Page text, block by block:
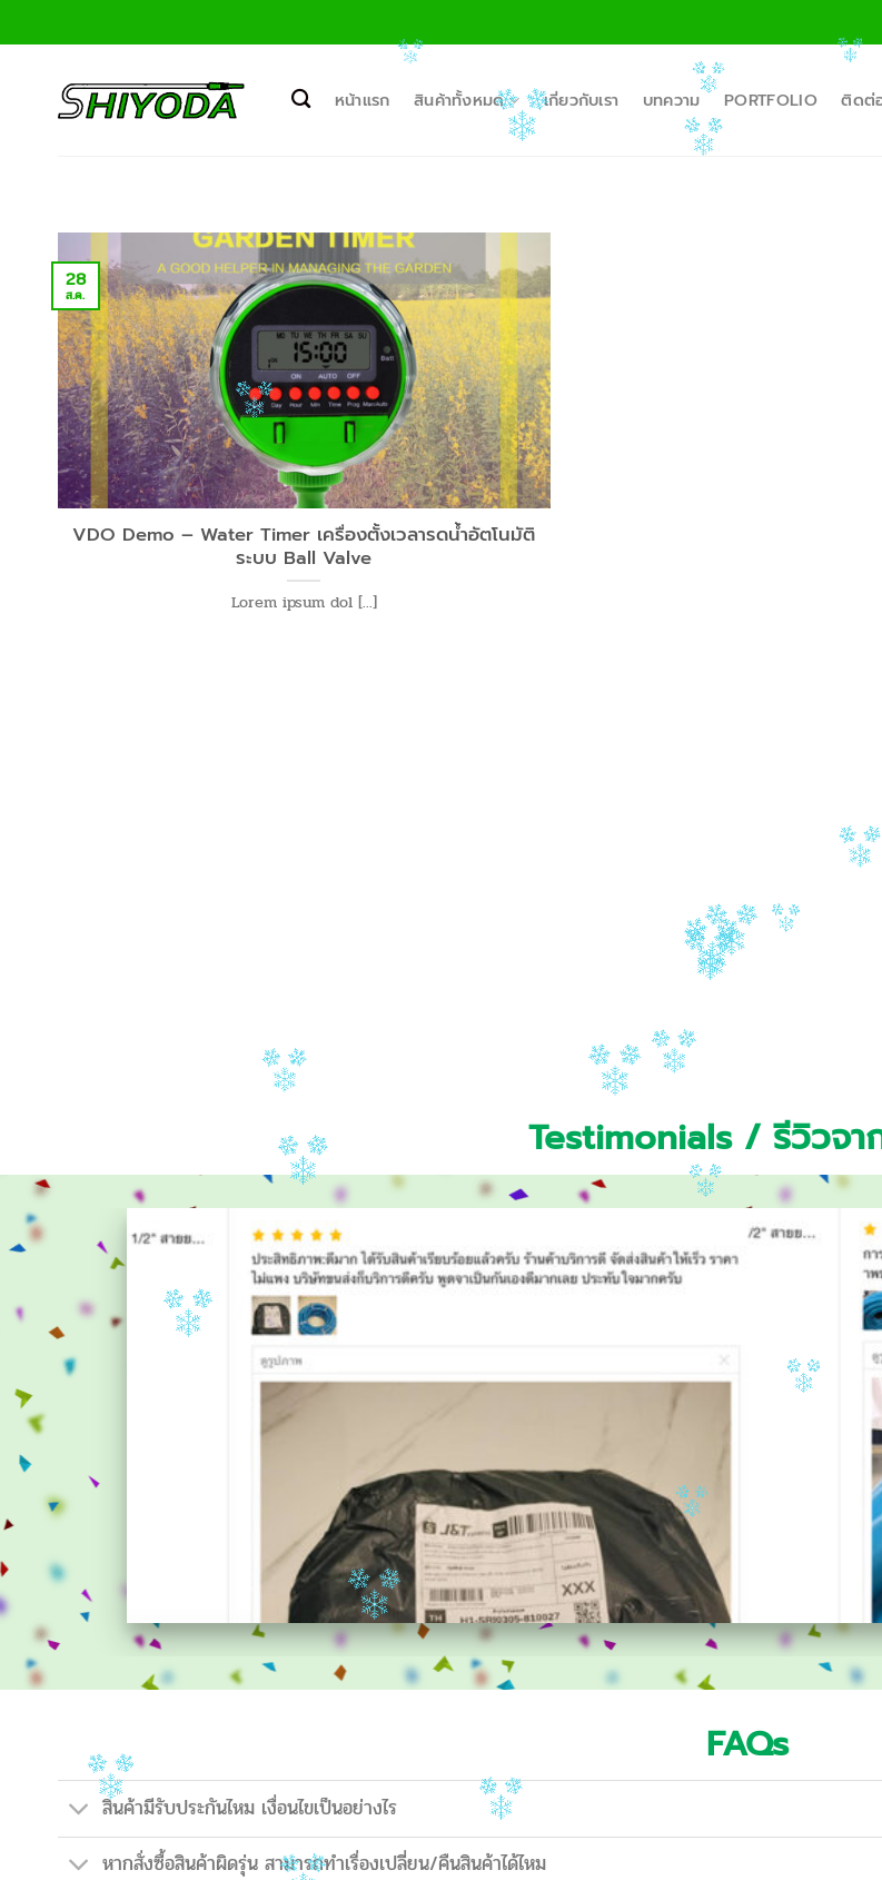
ไป
หน้าแรก สินค้าทั้งหมด เกี่ยวกับเรา บทความ PORTFOLIO ติดต่อ
VDO Demo – Water Timer เครื่องตั้งเวลารดน้ำอัตโนมัติ
ระบบ Ball Valve
Lorem ipsum dol [...]
28
ส.ค.
Testimonials / รีวิวจา
FAQs
สินค้ามีรับประกันไหม เงื่อนไขเป็นอย่างไร
หากสั่งซื้อสินค้าผิดรุ่น สามารถทำเรื่องเปลี่ยน/คืนสินค้าได้ไหม